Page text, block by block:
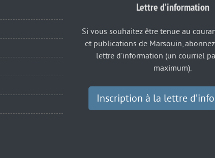
Lettre d’information
Si vous souhaitez être tenue au
et publications de Marsouin,
lettre d’information (un courriel
maximum).
Inscription à la lettre